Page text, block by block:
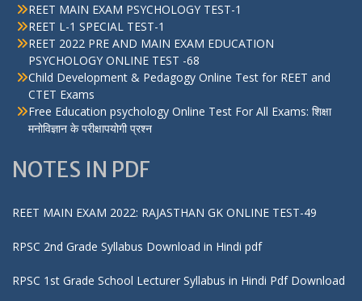
REET MAIN EXAM PSYCHOLOGY TEST-1
REET L-1 SPECIAL TEST-1
REET 2022 PRE AND MAIN EXAM EDUCATION
PSYCHOLOGY ONLINE TEST -68
Child Development & Pedagogy Online Test for REET and
CTET Exams
Free Education psychology Online Test For All Exams: शिक्षा
मनोविज्ञान के परीक्षापयोगी प्रश्न
NOTES IN PDF
REET MAIN EXAM 2022: RAJASTHAN GK ONLINE TEST-49
RPSC 2nd Grade Syllabus Download in Hindi pdf
RPSC 1st Grade School Lecturer Syllabus in Hindi Pdf Download